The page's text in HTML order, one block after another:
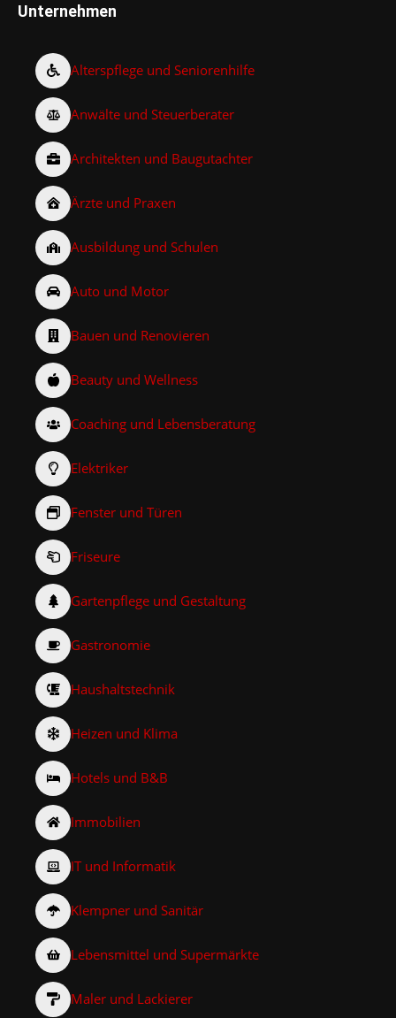
Unternehmen
Alterspflege und Seniorenhilfe
Anwälte und Steuerberater
Architekten und Baugutachter
Ärzte und Praxen
Ausbildung und Schulen
Auto und Motor
Bauen und Renovieren
Beauty und Wellness
Coaching und Lebensberatung
Elektriker
Fenster und Türen
Friseure
Gartenpflege und Gestaltung
Gastronomie
Haushaltstechnik
Heizen und Klima
Hotels und B&B
Immobilien
IT und Informatik
Klempner und Sanitär
Lebensmittel und Supermärkte
Maler und Lackierer